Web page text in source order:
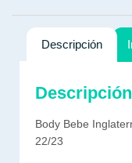
Descripción
Descripción
Body Bebe
22/23